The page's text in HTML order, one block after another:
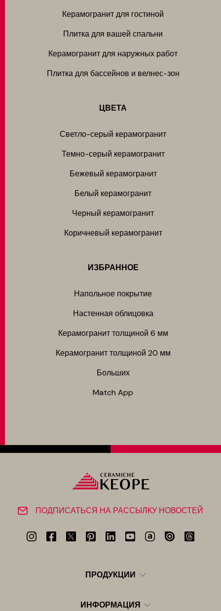
Керамогранит для гостиной
Плитка для вашей спальни
Керамогранит для наружных работ
Плитка для бассейнов и велнес-зон
ЦВЕТА
Светло-серый керамогранит
Темно-серый керамогранит
Бежевый керамогранит
Белый керамогранит
Черный керамогранит
Коричневый керамогранит
ИЗБРАННОЕ
Напольное покрытие
Настенная облицовка
Керамогранит толщиной 6 мм
Керамогранит толщиной 20 мм
Больших
Match App
ПОДПИСАТЬСЯ НА РАССЫЛКУ НОВОСТЕЙ
ПРОДУКЦИИ
ИНФОРМАЦИЯ